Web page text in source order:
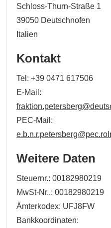
Schloss-Thurn-Straße 1
39050 Deutschnofen
Italien
Kontakt
Tel: +39 0471 617506
E-Mail:
PEC-Mail:
Weitere Daten
Steuernr.: 00182980219
MwSt-Nr..: 00182980219
Ämterkodex: UFJ8FW
Bankkoordinaten: